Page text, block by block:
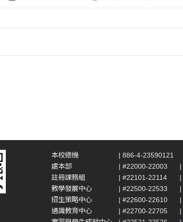
本校總機
| 886-4-23590121
處本部
| #22000-22003 |
註冊課務組
| #22101-22114 |
教學發展中心
| #22500-22533 |
招生策略中心
| #22600-22610 |
通識教育中心
| #22700-22705 |